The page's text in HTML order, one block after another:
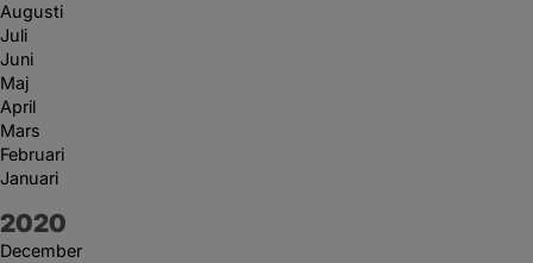
Augusti
Juli
Juni
Maj
April
Mars
Februari
Januari
År:
2020
December